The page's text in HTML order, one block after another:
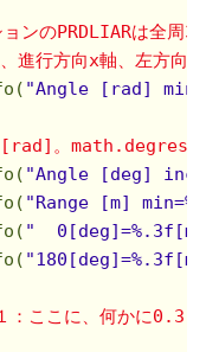
ョンのPRDLIARは全
進行方向x軸、左方向
"Angle [rad]
[rad]。math.degresss
"Angle [deg]
"Range [m]
"
：ここに、何かに